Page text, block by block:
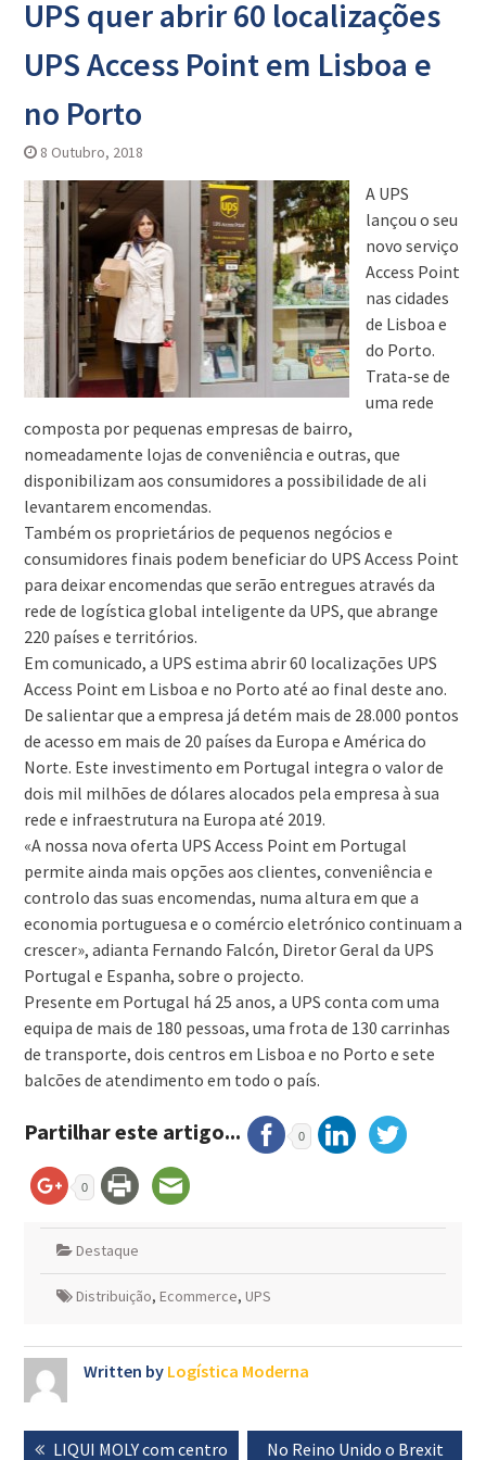
UPS quer abrir 60 localizações
UPS Access Point em Lisboa e
no Porto
8 Outubro, 2018
A UPS
lançou o seu
novo serviço
Access Point
nas cidades
de Lisboa e
do Porto.
Trata-se de
uma rede
composta por pequenas empresas de bairro,
nomeadamente lojas de conveniência e outras, que
disponibilizam aos consumidores a possibilidade de ali
levantarem encomendas.
Também os proprietários de pequenos negócios e
consumidores finais podem beneficiar do UPS Access Point
para deixar encomendas que serão entregues através da
rede de logística global inteligente da UPS, que abrange
220 países e territórios.
Em comunicado, a UPS estima abrir 60 localizações UPS
Access Point em Lisboa e no Porto até ao final deste ano.
De salientar que a empresa já detém mais de 28.000 pontos
de acesso em mais de 20 países da Europa e América do
Norte. Este investimento em Portugal integra o valor de
dois mil milhões de dólares alocados pela empresa à sua
rede e infraestrutura na Europa até 2019.
«A nossa nova oferta UPS Access Point em Portugal
permite ainda mais opções aos clientes, conveniência e
controlo das suas encomendas, numa altura em que a
economia portuguesa e o comércio eletrónico continuam a
crescer», adianta Fernando Falcón, Diretor Geral da UPS
Portugal e Espanha, sobre o projecto.
Presente em Portugal há 25 anos, a UPS conta com uma
equipa de mais de 180 pessoas, uma frota de 130 carrinhas
de transporte, dois centros em Lisboa e no Porto e sete
balcões de atendimento em todo o país.
Partilhar este artigo... 0
0
Destaque
Distribuição, Ecommerce, UPS
Written by Logística Moderna
Navegação
Previous
LIQUI MOLY com centro
Next
No Reino Unido o Brexit